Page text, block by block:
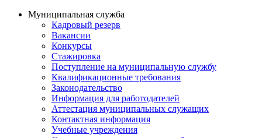
Муниципальная служба
Кадровый резерв
Вакансии
Конкурсы
Стажировка
Поступление на муниципальную службу
Квалификационные требования
Законодательство
Информация для работодателей
Аттестация муниципальных служащих
Контактная информация
Учебные учреждения